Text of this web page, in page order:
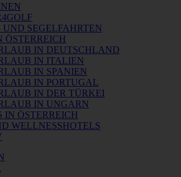
UND SEGELFAHRTEN
ÖSTERREICH
IN DEUTSCHLAND
IN ITALIEN
IN SPANIEN
IN PORTUGAL
IN DER TÜRKEI
IN UNGARN
IN ÖSTERREICH
WELLNESSHOTELS